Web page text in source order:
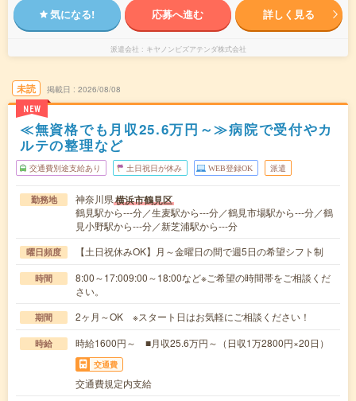
気になる! 応募へ進む 詳しく見る
派遣会社 キヤノンビズアテンダ株式会社
未読
NEW
掲載日 2026/08/08
≪無資格でも月収25.6万円～≫病院で受付やカ
ルテの整理など
交通費別途支給あり 土日祝日が休み WEB登録OK 派遣
勤務地 神奈川県横浜市鶴見区
鶴見駅から---分／生麦駅から---分／鶴見市場駅から---分／鶴
見小野駅から---分／新芝浦駅から---分
曜日頻度 【土日祝休みOK】月～金曜日の間で週5日の希望シフト制
時間
8:00～17:009:00～18:00など※ご希望の時間帯をご相談くだ
さい。
期間 2ヶ月～OK ※スタート日はお気軽にご相談ください！
時給 時給1600円～ ■月収25.6万円～（日収1万2800円×20日）
交通費
交通費規定内支給